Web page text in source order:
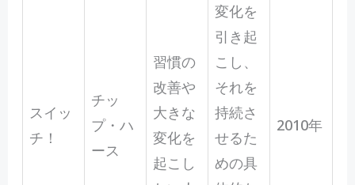
スイッ
チ！
チッ
プ・ハ
ース
習慣の
改善や
大きな
変化を
起こし
変化を
引き起
こし、
それを
持続さ
せるた
めの具
2010年